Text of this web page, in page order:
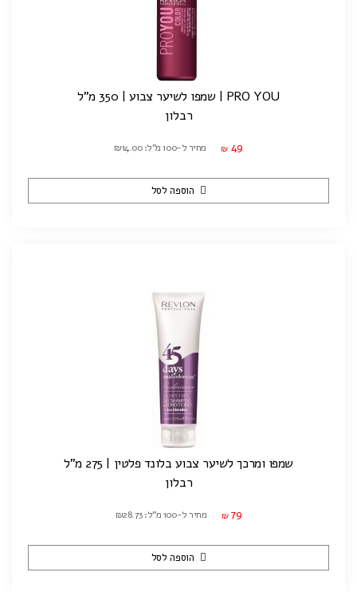
PRO YOU | שמפו לשיער צבוע | 350 מ"ל
רבלון
₪ 49 מחיר ל-100 מ"ל: ₪14.00
הוספה לסל
שמפו ומרכך לשיער צבוע בלונד פלטין | 275 מ"ל
רבלון
₪ 79 מחיר ל-100 מ"ל: ₪28.73
הוספה לסל